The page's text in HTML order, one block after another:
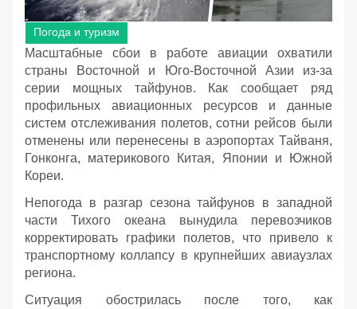
Погода и туризм
Масштабные сбои в работе авиации охватили
страны Восточной и Юго-Восточной Азии из-за
серии мощных тайфунов. Как сообщает ряд
профильных авиационных ресурсов и данные
систем отслеживания полетов, сотни рейсов были
отменены или перенесены в аэропортах Тайваня,
Гонконга, материкового Китая, Японии и Южной
Кореи.
Непогода в разгар сезона тайфунов в западной
части Тихого океана вынудила перевозчиков
корректировать графики полетов, что привело к
транспортному коллапсу в крупнейших авиаузлах
региона.
Ситуация обострилась после того, как